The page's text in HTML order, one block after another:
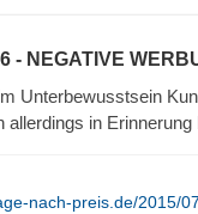
- NEGATIVE
Unterbewusstsein
allerdings in Erinnerung
nach-preis.de/2015/